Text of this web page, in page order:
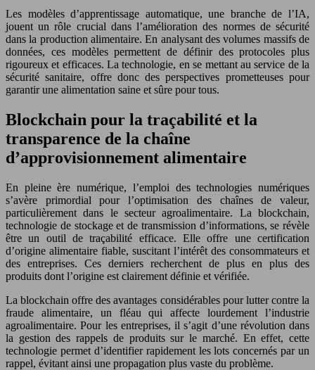
Les modèles d’apprentissage automatique, une branche de l’IA,
jouent un rôle crucial dans l’amélioration des normes de sécurité
dans la production alimentaire. En analysant des volumes massifs de
données, ces modèles permettent de définir des protocoles plus
rigoureux et efficaces. La technologie, en se mettant au service de la
sécurité sanitaire, offre donc des perspectives prometteuses pour
garantir une alimentation saine et sûre pour tous.
Blockchain pour la traçabilité et la
transparence de la chaîne
d’approvisionnement alimentaire
En pleine ère numérique, l’emploi des technologies numériques
s’avère primordial pour l’optimisation des chaînes de valeur,
particulièrement dans le secteur agroalimentaire. La blockchain,
technologie de stockage et de transmission d’informations, se révèle
être un outil de traçabilité efficace. Elle offre une certification
d’origine alimentaire fiable, suscitant l’intérêt des consommateurs et
des entreprises. Ces derniers recherchent de plus en plus des
produits dont l’origine est clairement définie et vérifiée.
La blockchain offre des avantages considérables pour lutter contre la
fraude alimentaire, un fléau qui affecte lourdement l’industrie
agroalimentaire. Pour les entreprises, il s’agit d’une révolution dans
la gestion des rappels de produits sur le marché. En effet, cette
technologie permet d’identifier rapidement les lots concernés par un
rappel, évitant ainsi une propagation plus vaste du problème.